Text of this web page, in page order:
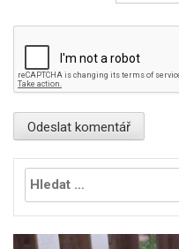
Vyhledávání